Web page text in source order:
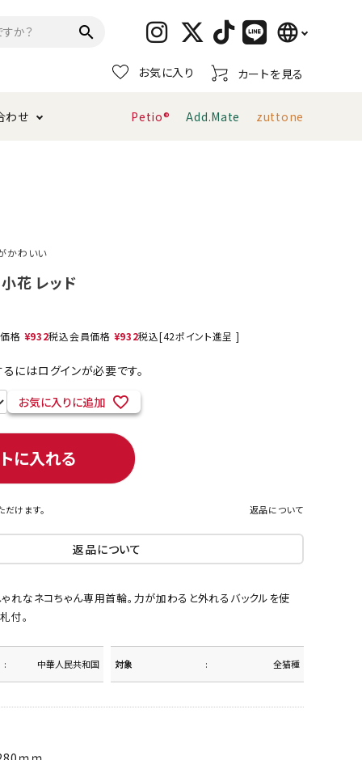
search language
日本語
English
お気に入り カートを見る
デンタルおもちゃ
ネコポス対象商品一覧
わせ Petio® Add.Mate zuttone
かわいい
花 レッド
格 ¥932税込会員価格 ¥932税込[42ポイント進呈 ]
にはログインが必要です。
お気に入りに追加
に入れる
けます。 返品について
返品について
れなネコちゃん専用首輪。力が加わると外れるバックルを使
付。
中華人民共和国 対象 全猫種